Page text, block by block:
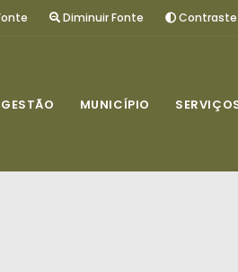
Diminuir Fonte Contraste
GESTÃO MUNICÍPIO